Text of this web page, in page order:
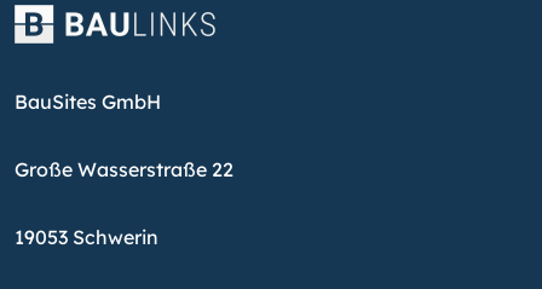
BauSites GmbH
Große Wasserstraße 22
19053 Schwerin